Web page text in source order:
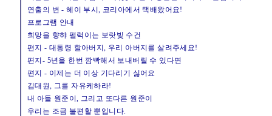
연출의 변 - 헤이 부시, 코리아에서 택배왔어요!
프로그램 안내
희망을 향햐 펄럭이는 보랏빛 수건
편지 - 대통령 할아버지, 우리 아버지를 살려주세요!
편지- 5년을 한번 깜빡해서 보내버릴 수 있다면
편지 - 이제는 더 이상 기다리기 싫어요
김대원, 그를 자유케하라!
내 아들 원준이, 그리고 또다른 원준이
우리는 조금 불편할 뿐입니다.